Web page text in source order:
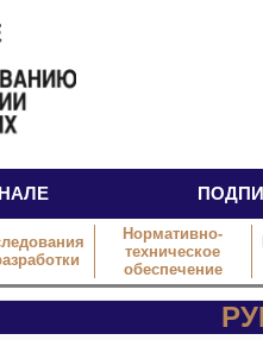
Нормативно-
техническое
обеспечение